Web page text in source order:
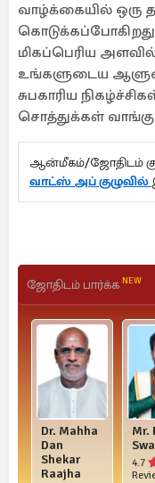
வாழ்க்கையில்
மிகப்பெரிய
உங்களுடைய
சுபகாரிய
சொத்துக்கள்
ஆன்மீகம்/ஜோதிடம்
வாட்ஸ் அப் குழுவில்
ஜோதிடம் பார்க்க NEW
Dr. Mahha
Dan
Shekar
Raajha
Mr.
4.7